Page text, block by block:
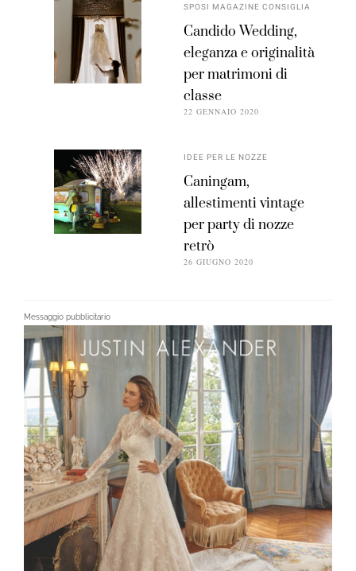
SPOSI MAGAZINE CONSIGLIA
Candido Wedding,
eleganza e originalità
per matrimoni di
classe
22 GENNAIO 2020
IDEE PER LE NOZZE
Caningam,
allestimenti vintage
per party di nozze
retrò
26 GIUGNO 2020
Messaggio pubblicitario